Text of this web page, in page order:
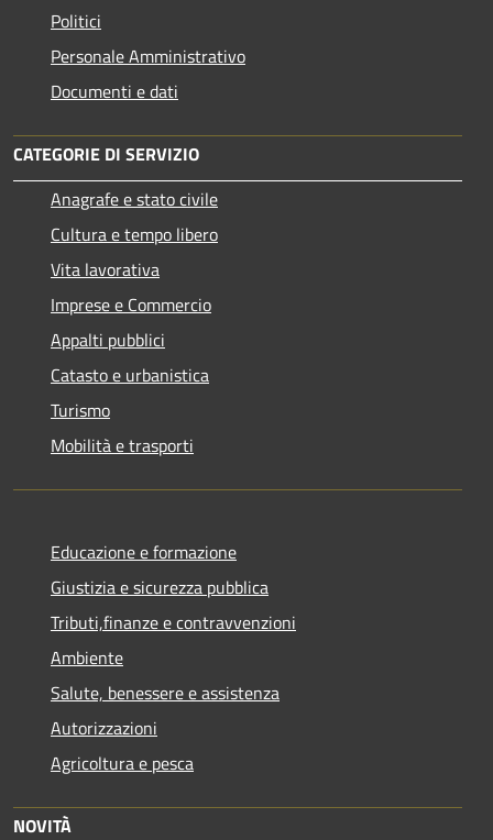
Politici
Personale Amministrativo
Documenti e dati
CATEGORIE DI SERVIZIO
Anagrafe e stato civile
Cultura e tempo libero
Vita lavorativa
Imprese e Commercio
Appalti pubblici
Catasto e urbanistica
Turismo
Mobilità e trasporti
Educazione e formazione
Giustizia e sicurezza pubblica
Tributi,finanze e contravvenzioni
Ambiente
Salute, benessere e assistenza
Autorizzazioni
Agricoltura e pesca
NOVITÀ